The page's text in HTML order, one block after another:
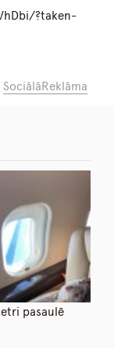
?taken-
SociālāReklāma
pasaulē